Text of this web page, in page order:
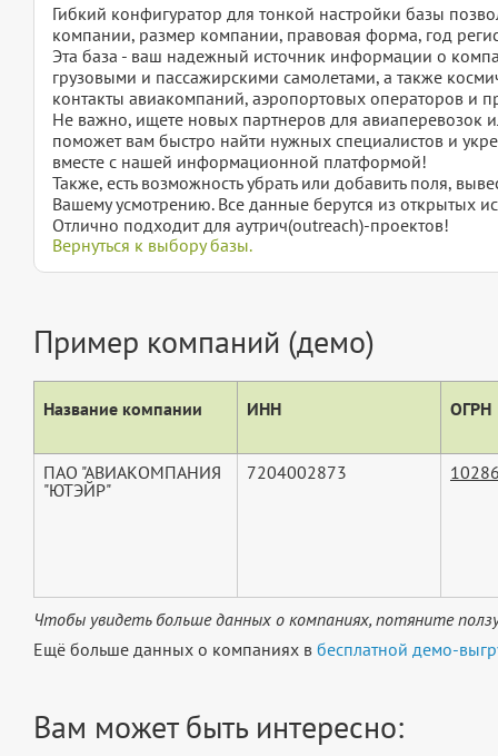
Гибкий конфигуратор для тонкой настройки базы
компании, размер компании, правовая форма, год
Эта база - ваш надежный источник информации о
грузовыми и пассажирскими самолетами, а также
контакты авиакомпаний, аэропортовых операторов и
Не важно, ищете новых партнеров для авиаперевозок
поможет вам быстро найти нужных специалистов и
вместе с нашей информационной платформой!
Также, есть возможность убрать или добавить поля,
Вашему усмотрению. Все данные берутся из открытых
Отлично подходит для аутрич(outreach)-проектов!
Вернуться к выбору базы.
Пример компаний (демо)
Название компании ИНН ОГРН
ПАО "АВИАКОМПАНИЯ
"ЮТЭЙР"
7204002873
Чтобы увидеть больше данных о компаниях, потяните
Ещё больше данных о компаниях в бесплатной демо-
Вам может быть интересно: